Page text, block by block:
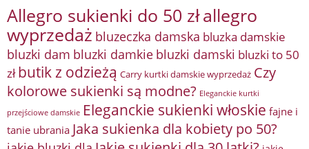
Allegro sukienki do 50 złallegro
wyprzedaż bluzeczka damska bluzka damskie
bluzki dam bluzki damkie bluzki damski bluzki to 50
zł butik z odzieżą Carry kurtki damskie wyprzedaż Czy
kolorowe sukienki są modne? Eleganckie kurtki
przejściowe damskie Eleganckie sukienki włoskie fajne i
tanie ubrania Jaka sukienka dla kobiety po 50?